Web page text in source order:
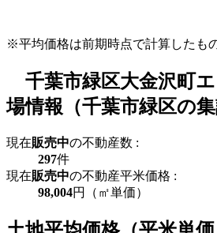
※平均価格は前期時点で計算したも
千葉市緑区大金沢町
場情報（千葉市緑区の集
現在販売中の不動産数 :
297件
現在販売中の不動産平米価格 :
98,004円（㎡単価）